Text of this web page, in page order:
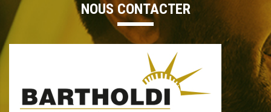
NOUS CONTACTER